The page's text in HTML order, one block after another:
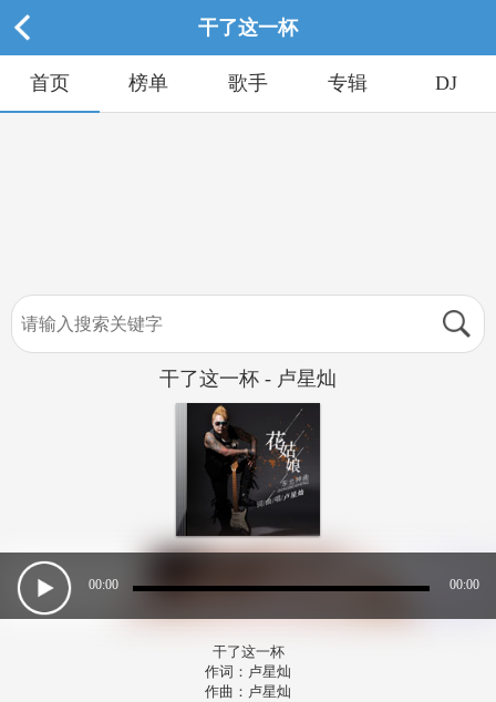
干了这一杯
首页 榜单 歌手 专辑 DJ
干了这一杯 - 卢星灿
00:00 00:00
干了这一杯
作词：卢星灿
作曲：卢星灿